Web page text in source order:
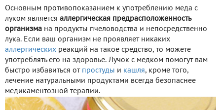
Основным противопоказанием к употреблению меда с
луком является аллергическая предрасположенность
организма на продукты пчеловодства и непосредственно
лука. Если ваш организм не проявляет никаких
аллергических реакций на такое средство, то можете
употреблять его на здоровье. Лучок с медком помогут вам
быстро избавиться от простуды и кашля, кроме того,
лечение натуральными продуктами всегда безопаснее
медикаментозной терапии.